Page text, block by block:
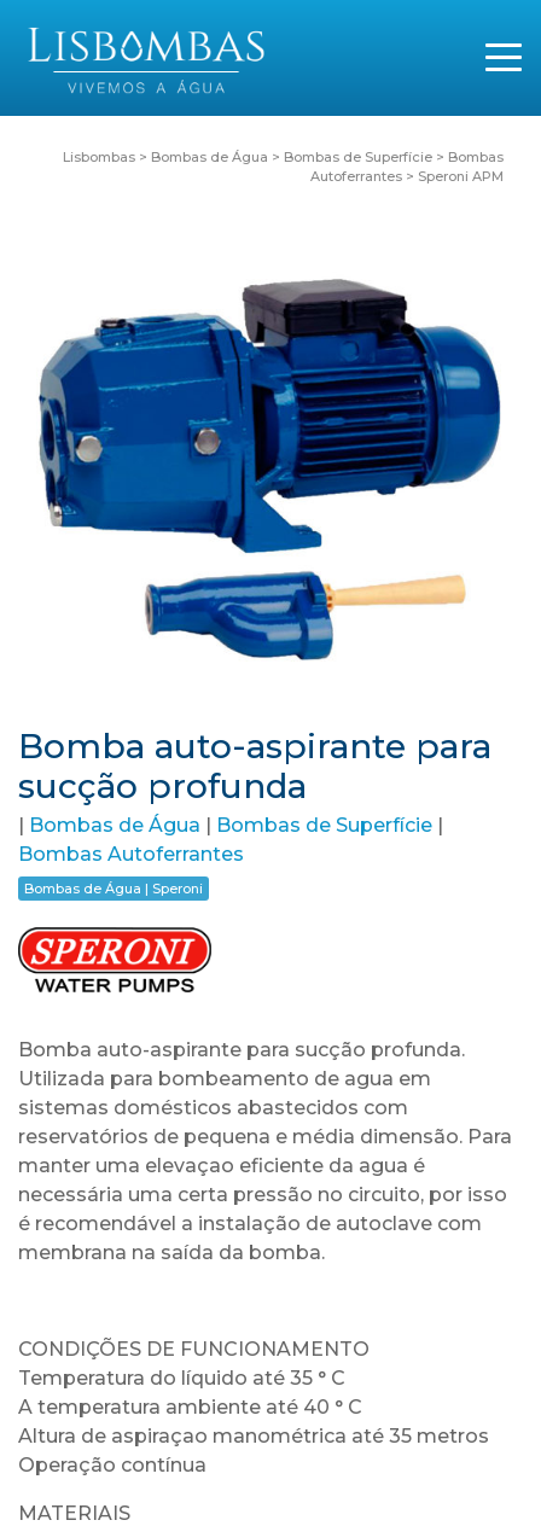
Lisbombas > Bombas de Água > Bombas de Superfície > Bombas
Autoferrantes > Speroni APM
Bomba auto-aspirante para
sucção profunda
| Bombas de Água | Bombas de Superfície |
Bombas Autoferrantes
Bombas de Água | Speroni
Bomba auto-aspirante para sucção profunda.
Utilizada para bombeamento de agua em
sistemas domésticos abastecidos com
reservatórios de pequena e média dimensão. Para
manter uma elevaçao eficiente da agua é
necessária uma certa pressão no circuito, por isso
é recomendável a instalação de autoclave com
membrana na saída da bomba.
CONDIÇÕES DE FUNCIONAMENTO
Temperatura do líquido até 35 ° C
A temperatura ambiente até 40 ° C
Altura de aspiraçao manométrica até 35 metros
Operação contínua
MATERIAIS